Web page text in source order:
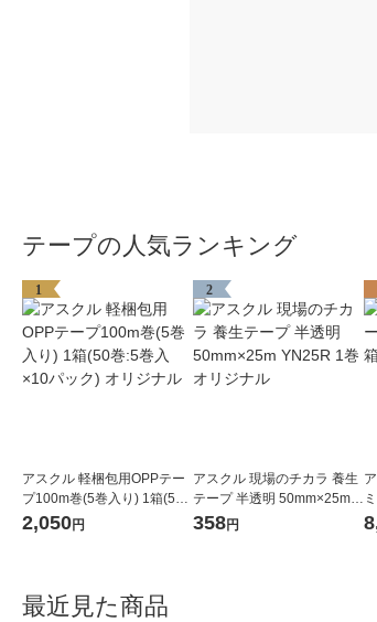
テープの人気ランキング
1
アスクル 軽梱包用OPPテー
プ100m巻(5巻入り) 1箱(50
巻:5巻入×10パック) オリジ
2,050円
2
アスクル 現場のチカラ 養生
テープ 半透明 50mm×25m Y
N25R 1巻 オリジナル
358円
最近見た商品